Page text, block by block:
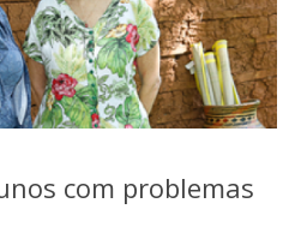
com problemas